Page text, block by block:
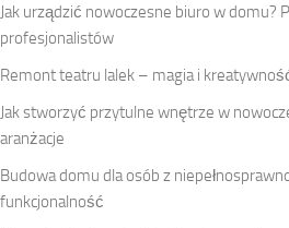
Jak urządzić nowoczesne biuro w domu?
profesjonalistów
Remont teatru lalek – magia i
Jak stworzyć przytulne wnętrze w
aranżacje
Budowa domu dla osób z
funkcjonalność